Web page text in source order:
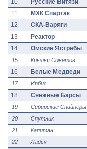
10
Русские Витязи
11
МХК Спартак
12
СКА-Варяги
13
Реактор
14
Омские Ястребы
15 Крылья Советов
16 Белые Медведи
17 Ирбис
18 Снежные Барсы
19 Сибирские Снайперы
20
Спутник
21
Капитан
22
Ладья